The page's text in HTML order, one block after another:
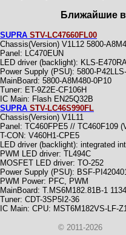
Ближайшие
SUPRA STV-LC47660FL00
Chassis(Version) V1L12 5800-
Panel: LC470EUN
LED driver (backlight): KLS-
Power Supply (PSU): 5800-
MainBoard: 5800-A8M480-0P10
Тuner: ET-9Z2E-CF106H
IC Main: Flash EN25Q32B
SUPRA STV-LC46S990FL
Chassis(Version) V1L11
Panel: TC460FPE5 // TC460F109
T-CON: V460H1-CPE5
LED driver (backlight): integrated
PWM LED driver: TL494C
MOSFET LED driver: TO-252
Power Supply (PSU): BSF-
PWM Power: PFC, PWM
MainBoard: T.MS6M182.81B-1
Тuner: CDT-3SP5I2-36
IC Main: CPU: MST6M182VS-LF-
© 2011-2026